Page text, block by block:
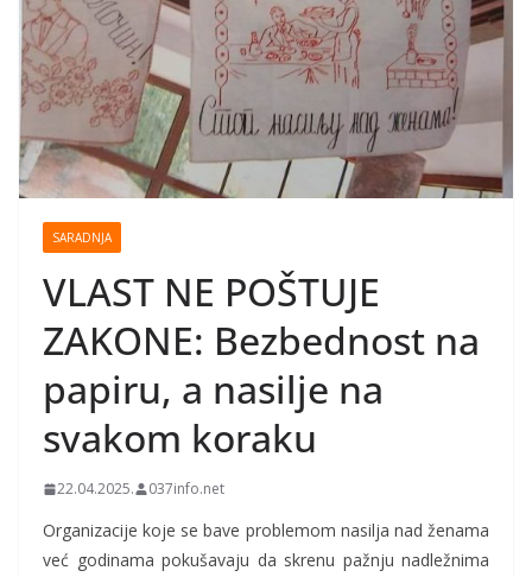
SARADNJA
VLAST NE POŠTUJE
ZAKONE: Bezbednost na
papiru, a nasilje na
svakom koraku
22.04.2025. 037info.net
Organizacije koje se bave problemom nasilja nad ženama
već godinama pokušavaju da skrenu pažnju nadležnima